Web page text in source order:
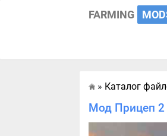
FARMING
» Каталог
Мод Прицеп 2